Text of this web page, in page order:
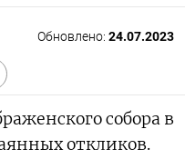
Обновлено: 24.07.2023
собора в
откликов.